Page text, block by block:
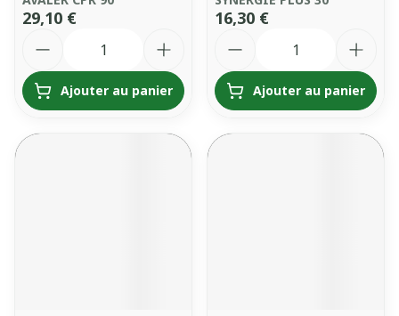
29,10 €
Ajouter au panier
16,30 €
Ajouter au panier